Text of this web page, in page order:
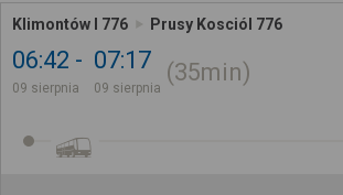
Klimontów I 776 Prusy Kosciól 776
06:42
09 sierpnia
07:17
09 sierpnia
35min